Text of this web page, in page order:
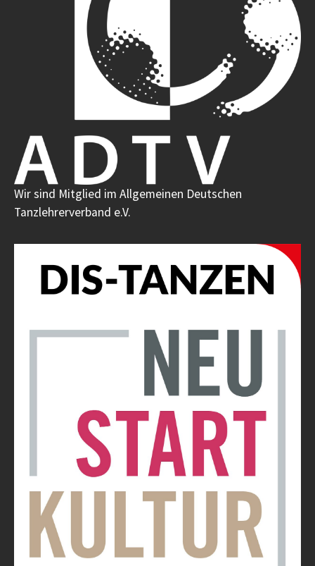
Wir sind Mitglied im Allgemeinen Deutschen
Tanzlehrerverband e.V.